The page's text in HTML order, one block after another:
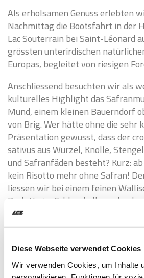
Diese Webseite verwendet Cookies
Wir verwenden Cookies, um Inhalte
Als erholsamen Genuss erlebten
Nachmittag die Bootsfahrt in der
Lac Souterrain bei Saint-Léonard
grössten unterirdischen
Europas, begleitet von riesigen
Anschliessend besuchten wir als
kulturelles Highlight das
Mund, einem kleinen Bauerndorf
von Brig. Wer hätte ohne die sehr
Präsentation gewusst, dass der
sativus aus Wurzel, Knolle,
und Safranfäden besteht? Kurz:
kein Risotto mehr ohne Safran!
liessen wir bei einem feinen
Raclette im Schlosskeller nahe des
Stockalperpalastes ausklingen.
landschaftlicher Höhepunkt
Den landschaftlichen Höhepunkt
vergnüglichen Reise erlebten wir